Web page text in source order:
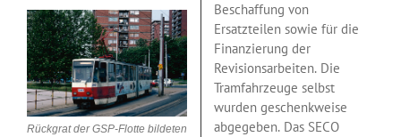
Rückgrat der GSP-Flotte bildeten
Beschaffung von
Ersatzteilen sowie für die
Finanzierung der
Revisionsarbeiten. Die
Tramfahrzeuge selbst
wurden geschenkweise
abgegeben. Das SECO